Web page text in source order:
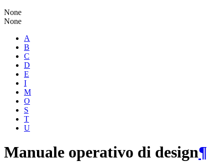
None
None
A
B
C
D
E
I
M
O
S
T
U
Manuale operativo di design¶